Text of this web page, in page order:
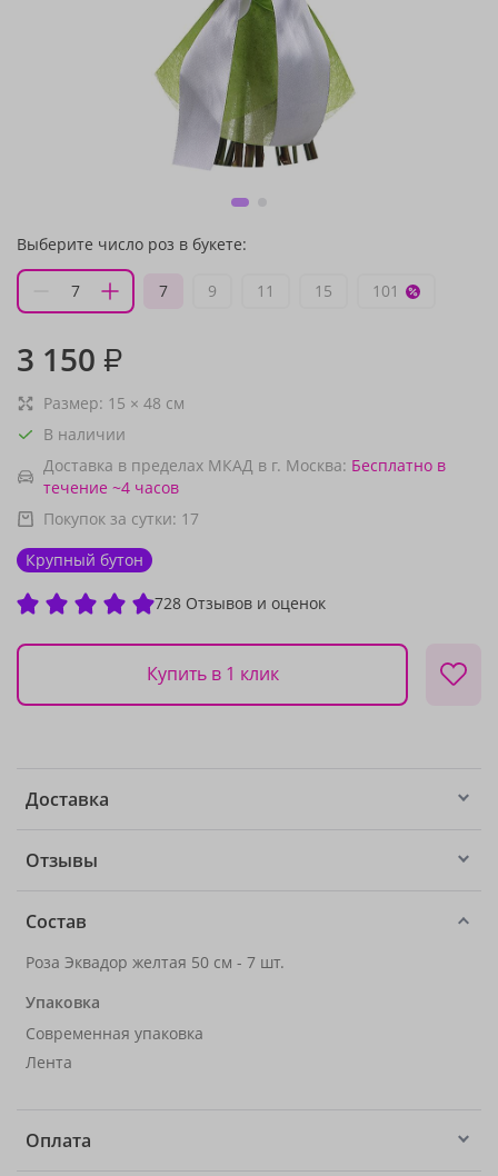
Выберите число роз в букете:
7 9 11 15 101
3 150 ₽
Размер: 15 × 48 см
В наличии
Доставка в пределах МКАД в г. Москва: Бесплатно в
течение ~4 часов
Покупок за сутки: 17
Крупный бутон
728 Отзывов и оценок
Купить в 1 клик
Доставка
Отзывы
Состав
Роза Эквадор желтая 50 см - 7 шт.
Упаковка
Современная упаковка
Лента
Оплата